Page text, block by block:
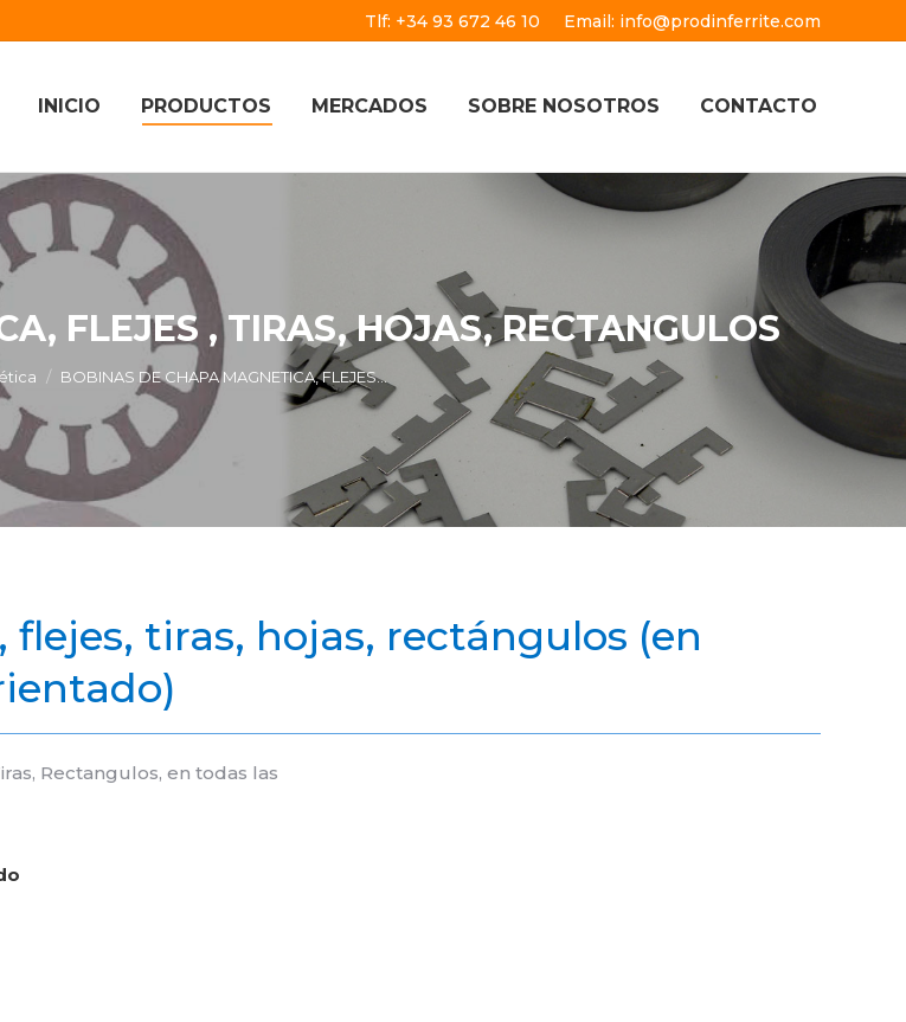
Tlf: +34 93 672 46 10 Email: info@prodinferrite.com
INICIO PRODUCTOS MERCADOS SOBRE NOSOTROS CONTACTO
FLEJES , TIRAS, HOJAS, RECTANGULOS
Estás aquí:
BOBINAS DE CHAPA MAGNETICA, FLEJES…
tiras, hojas, rectángulos (en
Rectangulos, en todas las